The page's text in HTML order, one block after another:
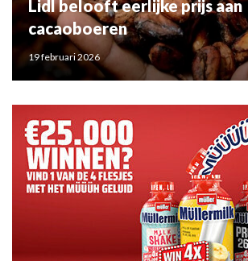
Lidl belooft eerlijke prijs aan
cacaoboeren
19 februari 2026